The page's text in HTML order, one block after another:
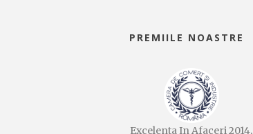
PREMIILE NOASTRE
Excelenta In Afaceri 2014,